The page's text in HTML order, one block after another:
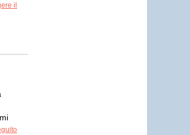
il